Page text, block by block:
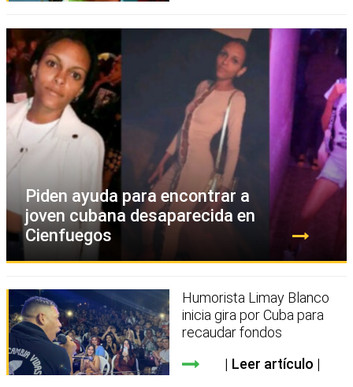
Piden ayuda para encontrar a
joven cubana desaparecida en
Cienfuegos
Humorista Limay Blanco
inicia gira por Cuba para
recaudar fondos
Leer artículo